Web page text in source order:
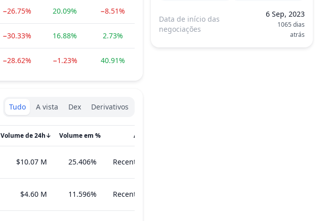
−26.75% 20.09% −8.51%
−30.33% 16.88% 2.73%
−28.62% −1.23% 40.91%
Data de início das
negociações
6 Sep, 2023
1065 dias
atrás
Exchanges type
Tudo A vista Dex Derivativos
↓
Volume de 24h Volume em % Atualizado
$10.07 M 25.406% Recentemente
$4.60 M 11.596% Recentemente